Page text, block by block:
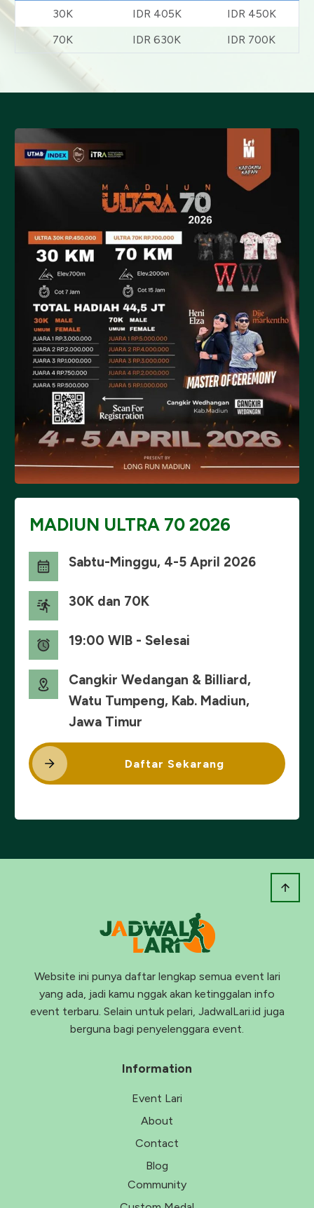
30K IDR 405K
IDR 450K
70K
IDR 630K IDR 700K
MADIUN ULTRA 70 2026
Sabtu-Minggu, 4-5 April 2026
30K dan 70K
19:00 WIB - Selesai
Cangkir Wedangan & Billiard,
Watu Tumpeng, Kab. Madiun,
Jawa Timur
Daftar Sekarang
Website ini punya daftar lengkap semua event lari
yang ada, jadi kamu nggak akan ketinggalan info
event terbaru. Selain untuk pelari, JadwalLari.id juga
berguna bagi penyelenggara event.
Information
Event Lari
About
Contact
Blog
Community